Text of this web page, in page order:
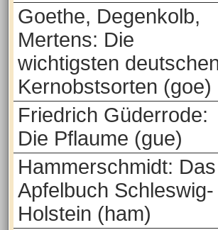
Goethe, Degenkolb,
Mertens: Die
wichtigsten
Kernobstsorten (goe)
Friedrich Güderrode:
Die Pflaume (gue)
Hammerschmidt: Das
Apfelbuch Schleswig-
Holstein (ham)